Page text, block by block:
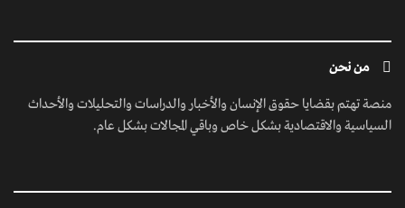
من نحن
منصة تهتم بقضايا حقوق الإنسان والأخبار والدراسات والتحليلات والأحداث
السياسية والاقتصادية بشكل خاص وباقي المجالات بشكل عام.